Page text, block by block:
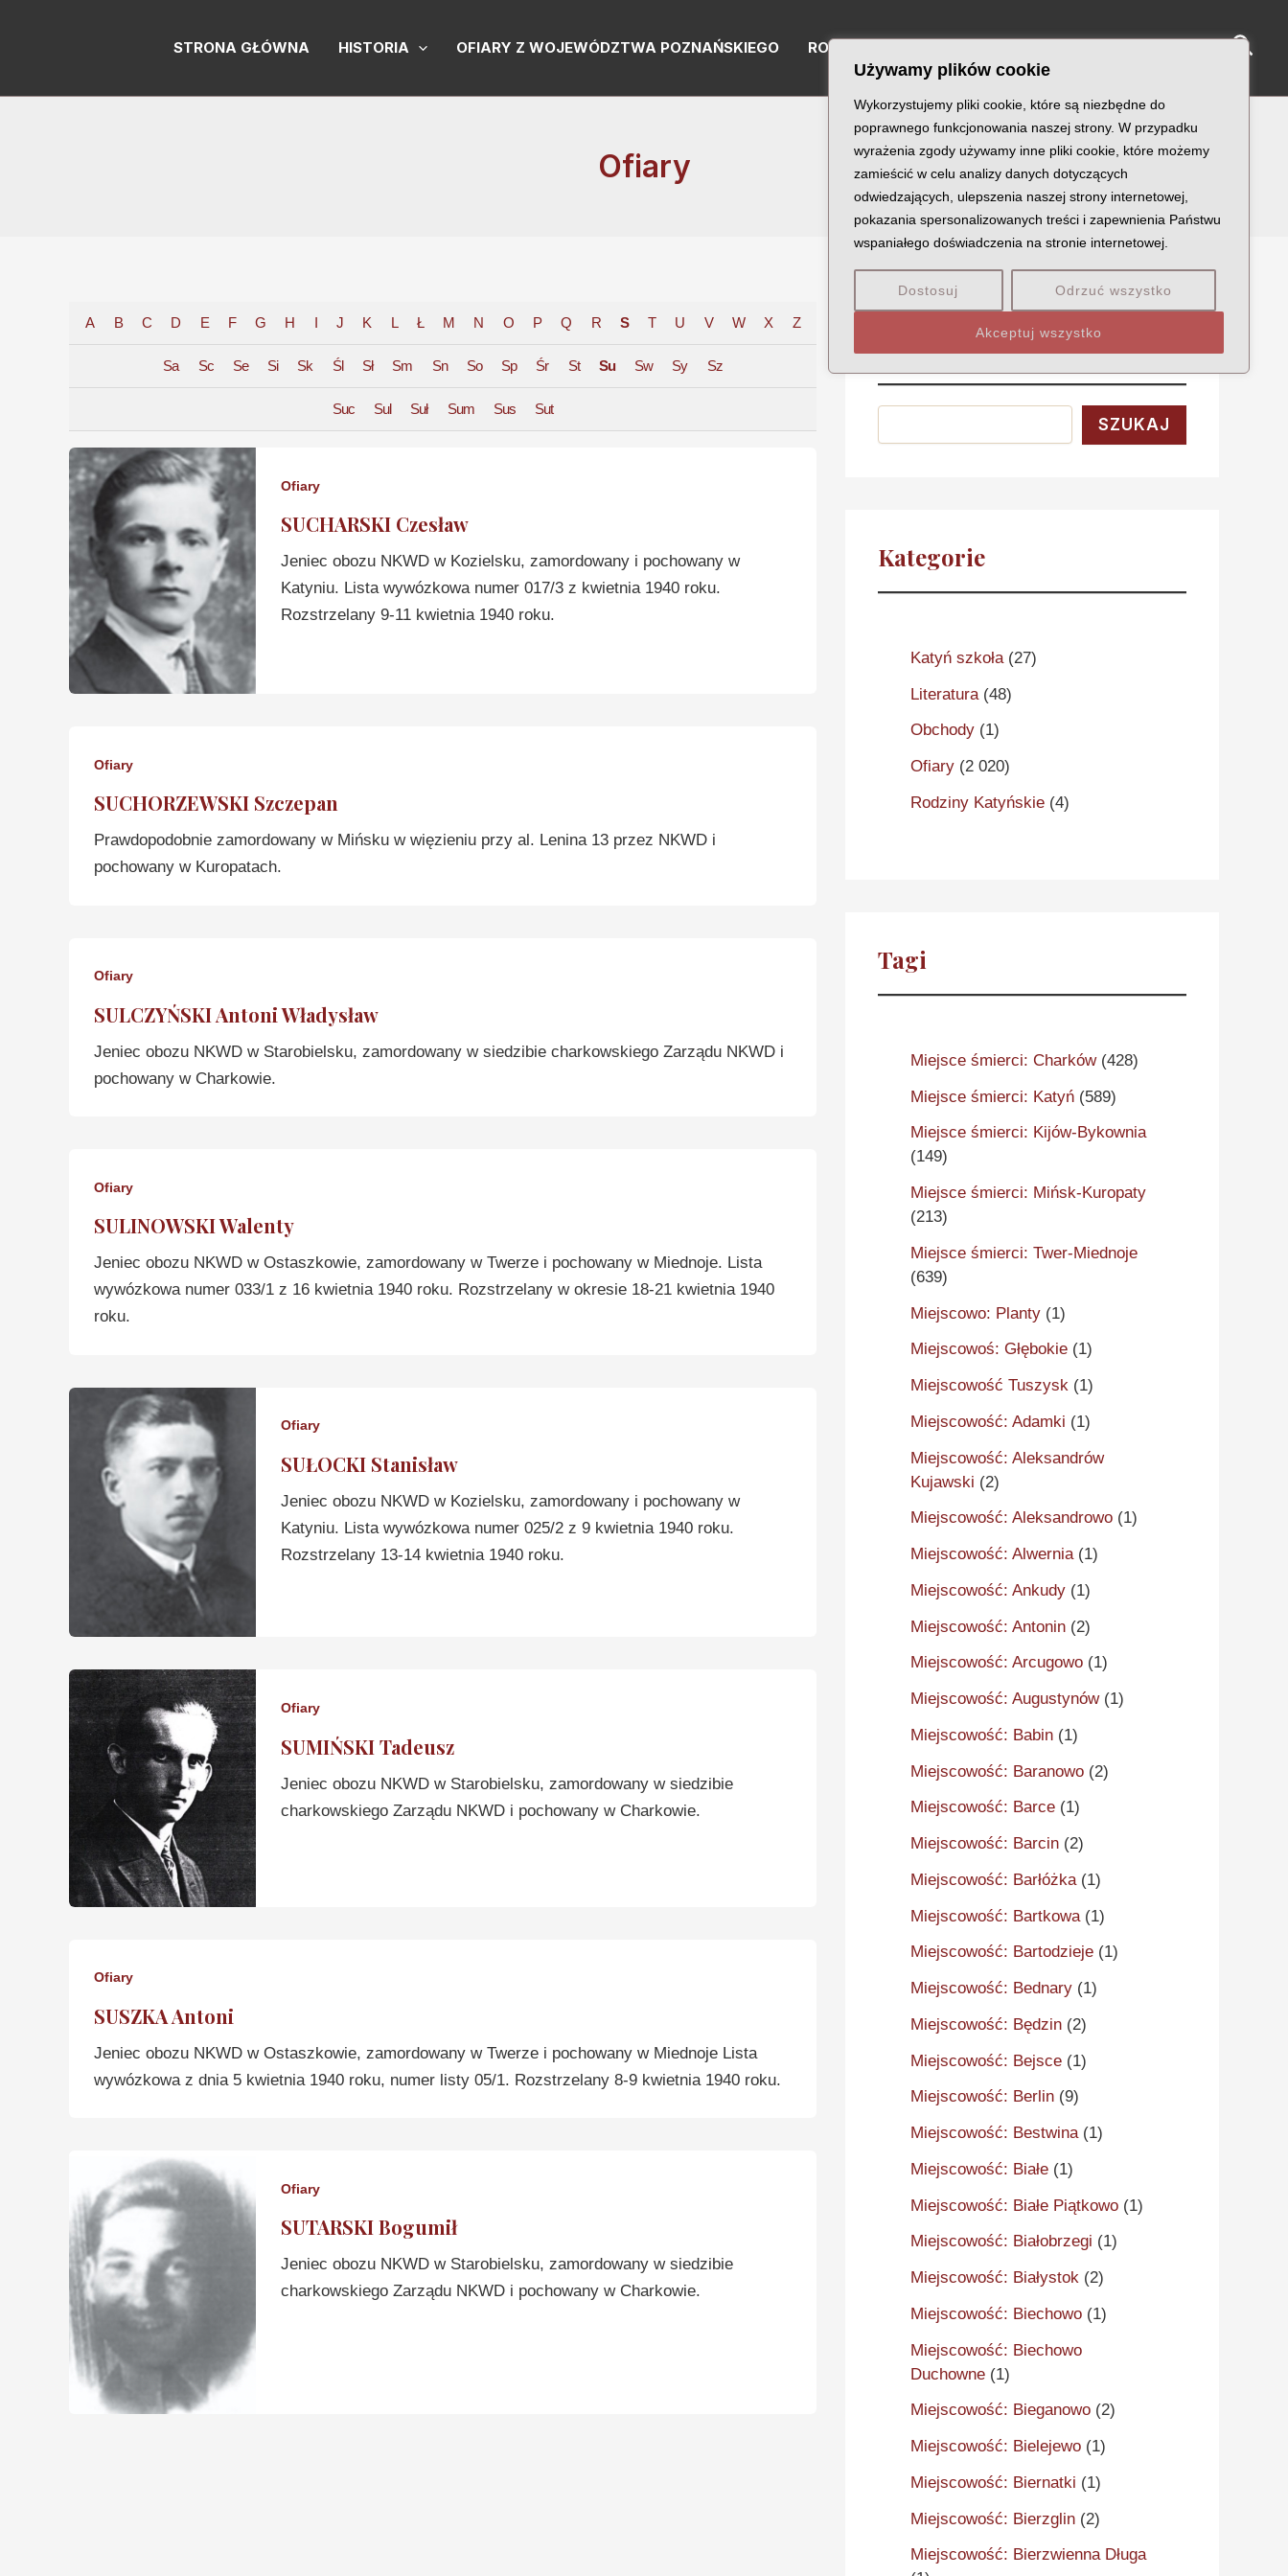
Używamy plików cookie
Wykorzystujemy pliki cookie, które są niezbędne do
poprawnego funkcjonowania naszej strony. W przypadku
wyrażenia zgody używamy inne pliki cookie, które możemy
zamieścić w celu analizy danych dotyczących
odwiedzających, ulepszenia naszej strony internetowej,
pokazania spersonalizowanych treści i zapewnienia Państwu
wspaniałego doświadczenia na stronie internetowej.
Dostosuj Odrzuć wszystko
Akceptuj wszystko
STRONA GŁÓWNA HISTORIA OFIARY Z WOJEWÓDZTWA POZNAŃSKIEGO RODZINY KATYŃSKIE
Ofiary
A B C D E F G H I J K L Ł M N O P Q R S T U V W X Z
Sa Sc Se Si Sk Śl Sł Sm Sn So Sp Śr St Su Sw Sy Sz
Suc Sul Suł Sum Sus Sut
Ofiary
SUCHARSKI Czesław
Jeniec obozu NKWD w Kozielsku, zamordowany i pochowany w
Katyniu. Lista wywózkowa numer 017/3 z kwietnia 1940 roku.
Rozstrzelany 9-11 kwietnia 1940 roku.
Ofiary
SUCHORZEWSKI Szczepan
Prawdopodobnie zamordowany w Mińsku w więzieniu przy al. Lenina 13 przez NKWD i
pochowany w Kuropatach.
Ofiary
SULCZYŃSKI Antoni Władysław
Jeniec obozu NKWD w Starobielsku, zamordowany w siedzibie charkowskiego Zarządu NKWD i
pochowany w Charkowie.
Ofiary
SULINOWSKI Walenty
Jeniec obozu NKWD w Ostaszkowie, zamordowany w Twerze i pochowany w Miednoje. Lista
wywózkowa numer 033/1 z 16 kwietnia 1940 roku. Rozstrzelany w okresie 18-21 kwietnia 1940
roku.
Ofiary
SUŁOCKI Stanisław
Jeniec obozu NKWD w Kozielsku, zamordowany i pochowany w
Katyniu. Lista wywózkowa numer 025/2 z 9 kwietnia 1940 roku.
Rozstrzelany 13-14 kwietnia 1940 roku.
Ofiary
SUMIŃSKI Tadeusz
Jeniec obozu NKWD w Starobielsku, zamordowany w siedzibie
charkowskiego Zarządu NKWD i pochowany w Charkowie.
Ofiary
SUSZKA Antoni
Jeniec obozu NKWD w Ostaszkowie, zamordowany w Twerze i pochowany w Miednoje Lista
wywózkowa z dnia 5 kwietnia 1940 roku, numer listy 05/1. Rozstrzelany 8-9 kwietnia 1940 roku.
Ofiary
SUTARSKI Bogumił
Jeniec obozu NKWD w Starobielsku, zamordowany w siedzibie
charkowskiego Zarządu NKWD i pochowany w Charkowie.
Wyszukaj
Szukaj
SZUKAJ
Kategorie
Katyń szkoła (27)
Literatura (48)
Obchody (1)
Ofiary (2 020)
Rodziny Katyńskie (4)
Tagi
Miejsce śmierci: Charków(428)
Miejsce śmierci: Katyń (589)
Miejsce śmierci: Kijów-Bykownia
(149)
Miejsce śmierci: Mińsk-Kuropaty
(213)
Miejsce śmierci: Twer-Miednoje
(639)
Miejscowo: Planty (1)
Miejscowoś: Głębokie (1)
Miejscowość Tuszysk (1)
Miejscowość: Adamki (1)
Miejscowość: Aleksandrów
Kujawski (2)
Miejscowość: Aleksandrowo (1)
Miejscowość: Alwernia(1)
Miejscowość: Ankudy (1)
Miejscowość: Antonin (2)
Miejscowość: Arcugowo (1)
Miejscowość: Augustynów(1)
Miejscowość: Babin (1)
Miejscowość: Baranowo (2)
Miejscowość: Barce (1)
Miejscowość: Barcin (2)
Miejscowość: Barłóżka (1)
Miejscowość: Bartkowa (1)
Miejscowość: Bartodzieje (1)
Miejscowość: Bednary (1)
Miejscowość: Będzin (2)
Miejscowość: Bejsce (1)
Miejscowość: Berlin (9)
Miejscowość: Bestwina(1)
Miejscowość: Białe (1)
Miejscowość: Białe Piątkowo (1)
Miejscowość: Białobrzegi (1)
Miejscowość: Białystok (2)
Miejscowość: Biechowo (1)
Miejscowość: Biechowo
Duchowne (1)
Miejscowość: Bieganowo (2)
Miejscowość: Bielejewo (1)
Miejscowość: Biernatki (1)
Miejscowość: Bierzglin (2)
Miejscowość: Bierzwienna Długa